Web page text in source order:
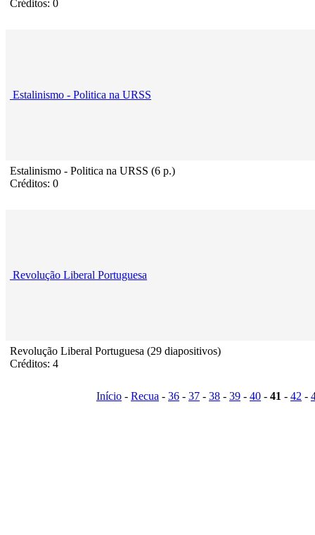
Créditos: 0
Estalinismo - Politica na URSS
Estalinismo - Politica na URSS (6 p.)
Créditos: 0
Revolução Liberal Portuguesa
Revolução Liberal Portuguesa (29 diapositivos)
Créditos: 4
Início - Recua - 36 - 37 - 38 - 39 - 40 - 41 - 42 -